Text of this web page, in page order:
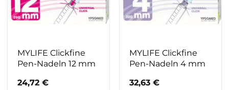
MYLIFE Clickfine
Pen-Nadeln 12 mm
24,72€
MYLIFE Clickfine
Pen-Nadeln 4 mm
32,63€